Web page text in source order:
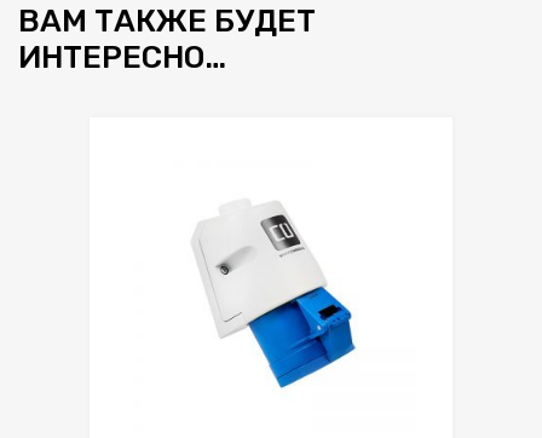
ВАМ ТАКЖЕ БУДЕТ
ИНТЕРЕСНО…